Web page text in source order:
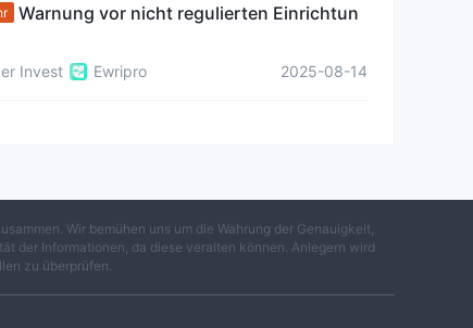
Warnung vor nicht regulierten Einrichtun
Invest Ewripro 2025-08-14
Wir bemühen uns um die Wahrung der Genauigkeit,
der Informationen, da diese veralten können. Anlegern wird
zu überprüfen.